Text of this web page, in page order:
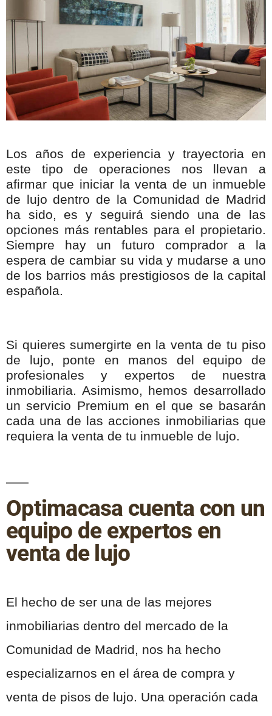
Los años de experiencia y trayectoria en
este tipo de operaciones nos llevan a
afirmar que iniciar la venta de un inmueble
de lujo dentro de la Comunidad de Madrid
ha sido, es y seguirá siendo una de las
opciones más rentables para el propietario.
Siempre hay un futuro comprador a la
espera de cambiar su vida y mudarse a uno
de los barrios más prestigiosos de la capital
española.
Si quieres sumergirte en la venta de tu piso
de lujo, ponte en manos del equipo de
profesionales y expertos de nuestra
inmobiliaria. Asimismo, hemos desarrollado
un servicio Premium en el que se basarán
cada una de las acciones inmobiliarias que
requiera la venta de tu inmueble de lujo.
Optimacasa cuenta con un
equipo de expertos en
venta de lujo
El hecho de ser una de las mejores
inmobiliarias dentro del mercado de la
Comunidad de Madrid, nos ha hecho
especializarnos en el área de compra y
venta de pisos de lujo. Una operación cada